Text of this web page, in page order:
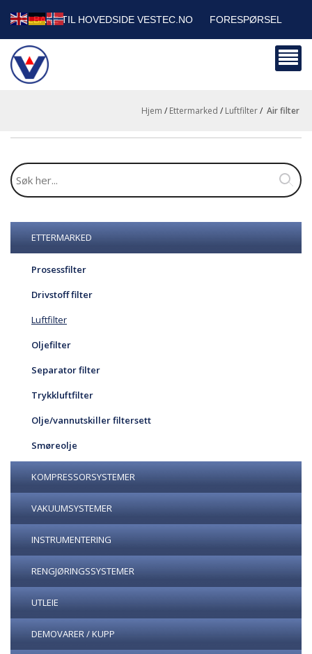
TILBAKE TIL HOVEDSIDE VESTEC.NO FORESPØRSEL
HANDLEVOGN
BEDRIFTSKUNDER
Hjem / Ettermarked / Luftfilter/ air filter
ETTERMARKED
Prosessfilter
Drivstoff filter
Luftfilter
Oljefilter
Separator filter
Trykkluftfilter
Olje/vannutskiller filtersett
Smøreolje
KOMPRESSORSYSTEMER
VAKUUMSYSTEMER
INSTRUMENTERING
RENGJØRINGSSYSTEMER
UTLEIE
DEMOVARER / KUPP